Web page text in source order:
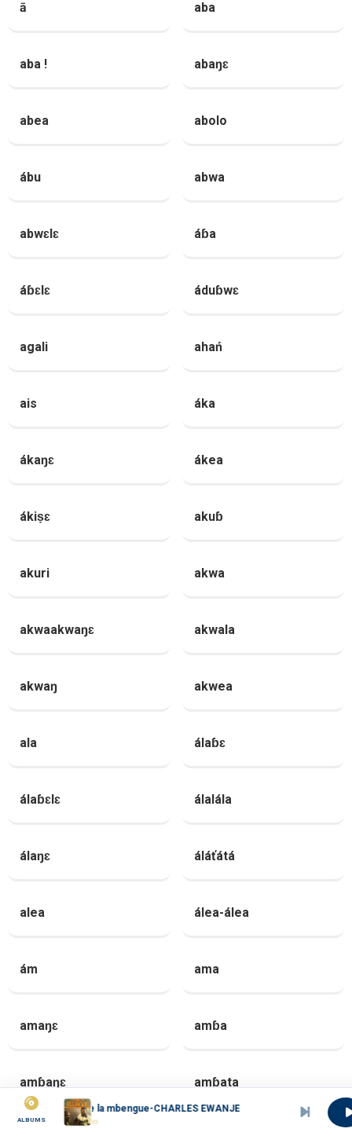
ALBUMS
la mbengue-CHARLES EWANJE
ā aba
aba ! abaŋɛ
abea abolo
ábu abwa
abwɛlɛ áɓa
áɓɛlɛ áduɓwɛ
agali ahań
ais áka
ákaŋɛ ákea
ákiṣɛ akuɓ
akuri akwa
akwaakwaŋɛ akwala
akwaŋ akwea
ala álaɓɛ
álaɓɛlɛ álalála
álaŋɛ áláťátá
alea álea-álea
ám ama
amaŋɛ amɓa
amɓaŋɛ amɓata